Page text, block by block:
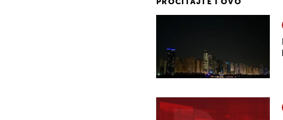
PROČITAJTE I OVO